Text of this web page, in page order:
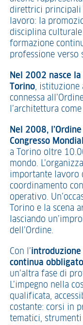
direttrici principali
lavoro: la
disciplina culturale
formazione
professione verso
Nel 2002 nasce
Torino, istituzione
connessa
l’architettura
Nel 2008,
Congresso
a Torino oltre
mondo.
importante lavoro
coordinamento
operativo.
Torino e la scena
lasciando
dell’Ordine.
Con l’
continua
un’altra fase di
L’impegno nella
qualificata,
costante: corsi in
tematici,